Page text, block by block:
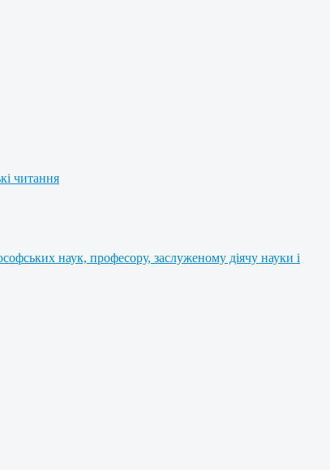
читання
наук, професору, заслуженому діячу науки і